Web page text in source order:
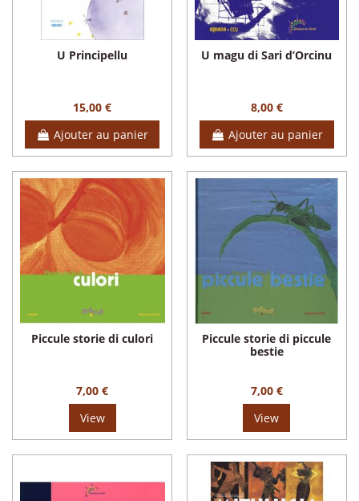
U Principellu
15,00 €
Ajouter au panier
U magu di Sari d’Orcinu
8,00 €
Ajouter au panier
Piccule storie di culori
7,00 €
View
Piccule storie di piccule
bestie
7,00 €
View